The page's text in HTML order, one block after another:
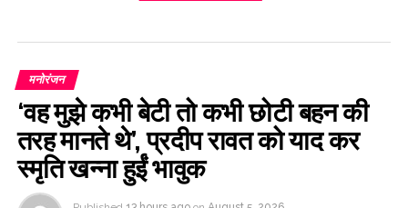
मनोरंजन
‘वह मुझे कभी बेटी तो कभी छोटी बहन की
तरह मानते थे’, प्रदीप रावत को याद कर
स्मृति खन्ना हुईं भावुक